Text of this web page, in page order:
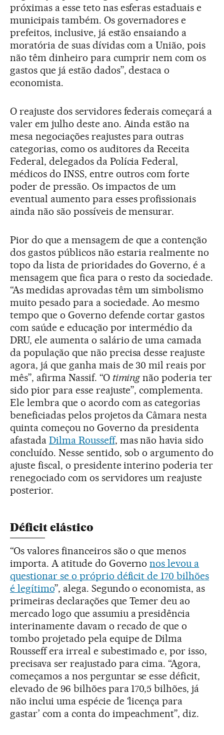
próximas a esse teto nas esferas estaduais e
municipais também. Os governadores e
prefeitos, inclusive, já estão ensaiando a
moratória de suas dívidas com a União, pois
não têm dinheiro para cumprir nem com os
gastos que já estão dados”, destaca o
economista.
O reajuste dos servidores federais começará a
valer em julho deste ano. Ainda estão na
mesa negociações reajustes para outras
categorias, como os auditores da Receita
Federal, delegados da Polícia Federal,
médicos do INSS, entre outros com forte
poder de pressão. Os impactos de um
eventual aumento para esses profissionais
ainda não são possíveis de mensurar.
Pior do que a mensagem de que a contenção
dos gastos públicos não estaria realmente no
topo da lista de prioridades do Governo, é a
mensagem que fica para o resto da sociedade.
“As medidas aprovadas têm um simbolismo
muito pesado para a sociedade. Ao mesmo
tempo que o Governo defende cortar gastos
com saúde e educação por intermédio da
DRU, ele aumenta o salário de uma camada
da população que não precisa desse reajuste
agora, já que ganha mais de 30 mil reais por
mês”, afirma Nassif. “O timingnão poderia ter
sido pior para esse reajuste”, complementa.
Ele lembra que o acordo com as categorias
beneficiadas pelos projetos da Câmara nesta
quinta começou no Governo da presidenta
afastada Dilma Rousseff, mas não havia sido
concluído. Nesse sentido, sob o argumento do
ajuste fiscal, o presidente interino poderia ter
renegociado com os servidores um reajuste
posterior.
Déficit elástico
“Os valores financeiros são o que menos
importa. A atitude do Governonos levou a
questionar se o próprio déficit de 170 bilhões
é legítimo”, alega. Segundo o economista, as
primeiras declarações que Temer deu ao
mercado logo que assumiu a presidência
interinamente davam o recado de que o
tombo projetado pela equipe de Dilma
Rousseff era irreal e subestimado e, por isso,
precisava ser reajustado para cima. “Agora,
começamos a nos perguntar se esse déficit,
elevado de 96 bilhões para 170,5 bilhões, já
não inclui uma espécie de ‘licença para
gastar’ com a conta do impeachment”, diz.